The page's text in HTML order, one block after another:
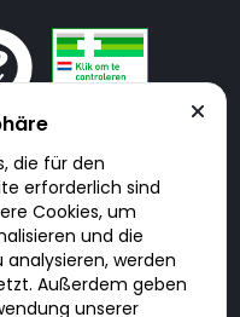
Doktorabc ist ausdrücklich
keine Medikamente oder
Jegliche Informationen zu
der Internetseite beinhalten
Einhaltung der in Ihrem Land
sind Sie als Nutzer
Services auf Doktorabc durch
Verantwortung. Sie erklären,
besuchen und zu nutzen.
die für den
erforderlich sind
Cookies, um
und die
werden
Außerdem geben
unserer